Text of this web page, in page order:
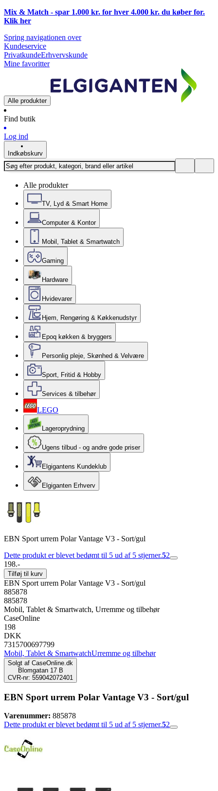
Mix & Match - spar 1.000 kr. for hver 4.000 kr. du køber for.
Klik her
Spring navigationen over
Kundeservice
PrivatkundeErhvervskunde
Mine favoritter
Alle produkter
Find butik
Log ind
Indkøbskurv
Alle produkter
TV, Lyd & Smart Home
Computer & Kontor
Mobil, Tablet & Smartwatch
Gaming
Hardware
Hvidevarer
Hjem, Rengøring & Køkkenudstyr
Epoq køkken & bryggers
Personlig pleje, Skønhed & Velvære
Sport, Fritid & Hobby
Services & tilbehør
LEGO
Lageroprydning
Ugens tilbud - og andre gode priser
Elgigantens Kundeklub
Elgiganten Erhverv
EBN Sport urrem Polar Vantage V3 - Sort/gul
Dette produkt er blevet bedømt til 5 ud af 5 stjerner.52
198.-
Tilføj til kurv
EBN Sport urrem Polar Vantage V3 - Sort/gul
885878
885878
Mobil, Tablet & Smartwatch, Urremme og tilbehør
CaseOnline
198
DKK
7315700697799
Mobil, Tablet & SmartwatchUrremme og tilbehør
Solgt af CaseOnline.dk
Blomgatan 17 B
CVR-nr: 559042072401
EBN Sport urrem Polar Vantage V3 - Sort/gul
Varenummer: 885878
Dette produkt er blevet bedømt til 5 ud af 5 stjerner.52